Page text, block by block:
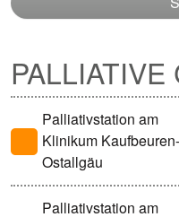
Palliativstation am
Klinikum Kaufbeuren-
Ostallgäu
Palliativstation am